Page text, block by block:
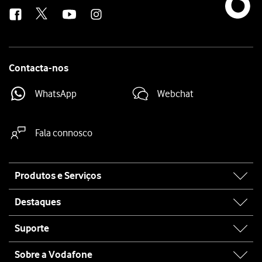
Contacta-nos
WhatsApp Webchat
Fala connosco
map
Produtos e Serviços
Destaques
Suporte
Sobre a Vodafone